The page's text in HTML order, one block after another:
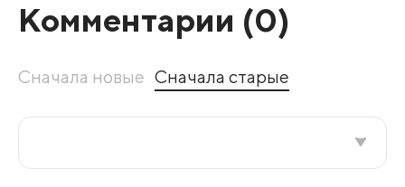
Комментарии (0)
Сначала новые Сначала старые